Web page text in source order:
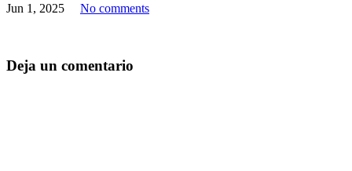
Jun 1, 2025 No comments
Deja un comentario